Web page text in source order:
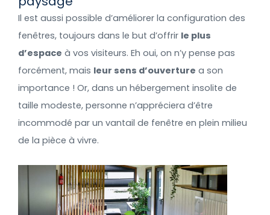
Il est aussi possible d’améliorer la configuration des
fenêtres, toujours dans le but d’offrir le plus
d’espace à vos visiteurs. Eh oui, on n’y pense pas
forcément, mais leur sens d’ouverture a son
importance ! Or, dans un hébergement insolite de
taille modeste, personne n’appréciera d’être
incommodé par un vantail de fenêtre en plein milieu
de la pièce à vivre.